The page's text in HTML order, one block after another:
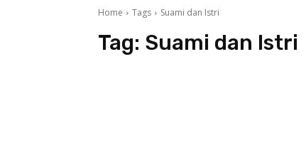
Home Tags Suami dan Istri
Tag: Suami dan Istri